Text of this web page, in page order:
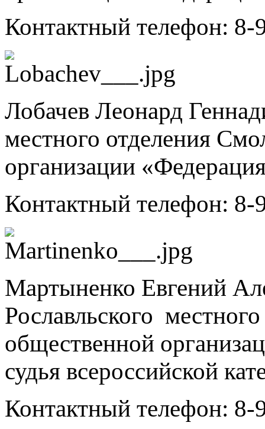
Контактный телефон: 8-
Лобачев Леонард
местного отделения
организации
Контактный телефон: 8-
Мартыненко Евгений
Рославльского
общественной
судья всероссийской
Контактный телефон: 8-